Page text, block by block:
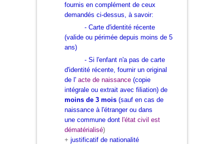
fournis en complément de ceux
demandés ci-dessus, à savoir:
- Carte d'identité récente
(valide ou périmée depuis moins de 5
ans)
- Si l'enfant n'a pas de carte
d'identité récente, fournir un original
de l' acte de naissance (copie
intégrale ou extrait avec filiation) de
moins de 3 mois (sauf en cas de
naissance à l'étranger ou dans
une commune dont l'état civil est
dématérialisé)
+ justificatif de nationalité